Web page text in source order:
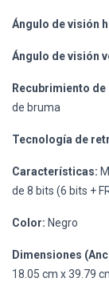
Ángulo de visión
Ángulo de visión
Recubrimiento de
de bruma
Tecnología de
Características:
de 8 bits (6 bits +
Color: Negro
Dimensiones
18.05 cm x 39.79